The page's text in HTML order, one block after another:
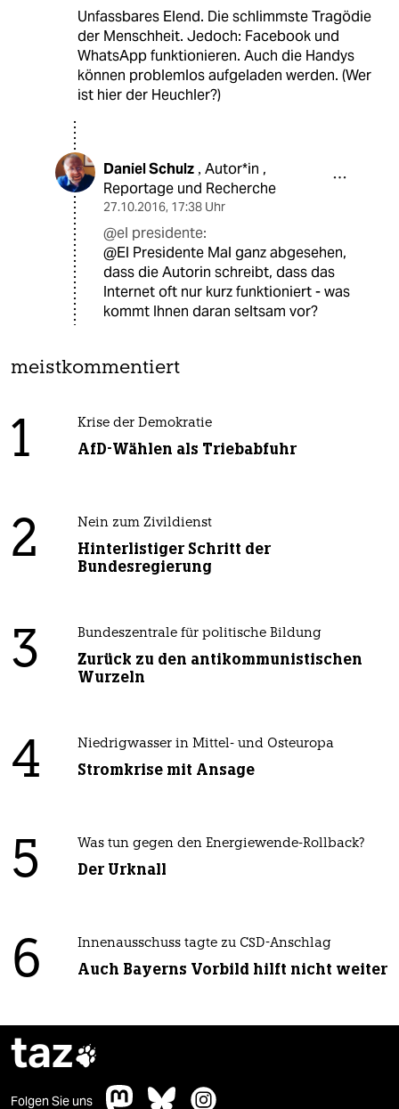
Unfassbares Elend. Die schlimmste Tragödie
der Menschheit. Jedoch: Facebook und
WhatsApp funktionieren. Auch die Handys
können problemlos aufgeladen werden. (Wer
ist hier der Heuchler?)
Daniel Schulz , Autor*in ,
Reportage und Recherche
27.10.2016, 17:38 Uhr
@el presidente:
@El Presidente Mal ganz abgesehen,
dass die Autorin schreibt, dass das
Internet oft nur kurz funktioniert - was
kommt Ihnen daran seltsam vor?
meistkommentiert
1 Krise der Demokratie
AfD-Wählen als Triebabfuhr
2 Nein zum Zivildienst
Hinterlistiger Schritt der
Bundesregierung
3 Bundeszentrale für politische Bildung
Zurück zu den antikommunistischen
Wurzeln
4 Niedrigwasser in Mittel- und Osteuropa
Stromkrise mit Ansage
5 Was tun gegen den Energiewende-Rollback?
Der Urknall
6 Innenausschuss tagte zu CSD-Anschlag
Auch Bayerns Vorbild hilft nicht weiter
taz
Folgen Sie uns